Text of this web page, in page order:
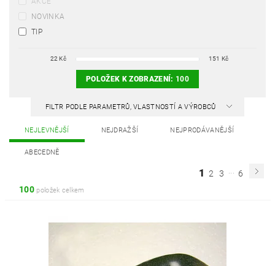
NOVINKA
TIP
22 Kč 151 Kč
POLOŽEK K ZOBRAZENÍ: 100
FILTR PODLE PARAMETRŮ, VLASTNOSTÍ A VÝROBCŮ
NEJLEVNĚJŠÍ NEJDRAŽŠÍ NEJPRODÁVANĚJŠÍ
ABECEDNĚ
1 2 3 ... 6
100položek celkem